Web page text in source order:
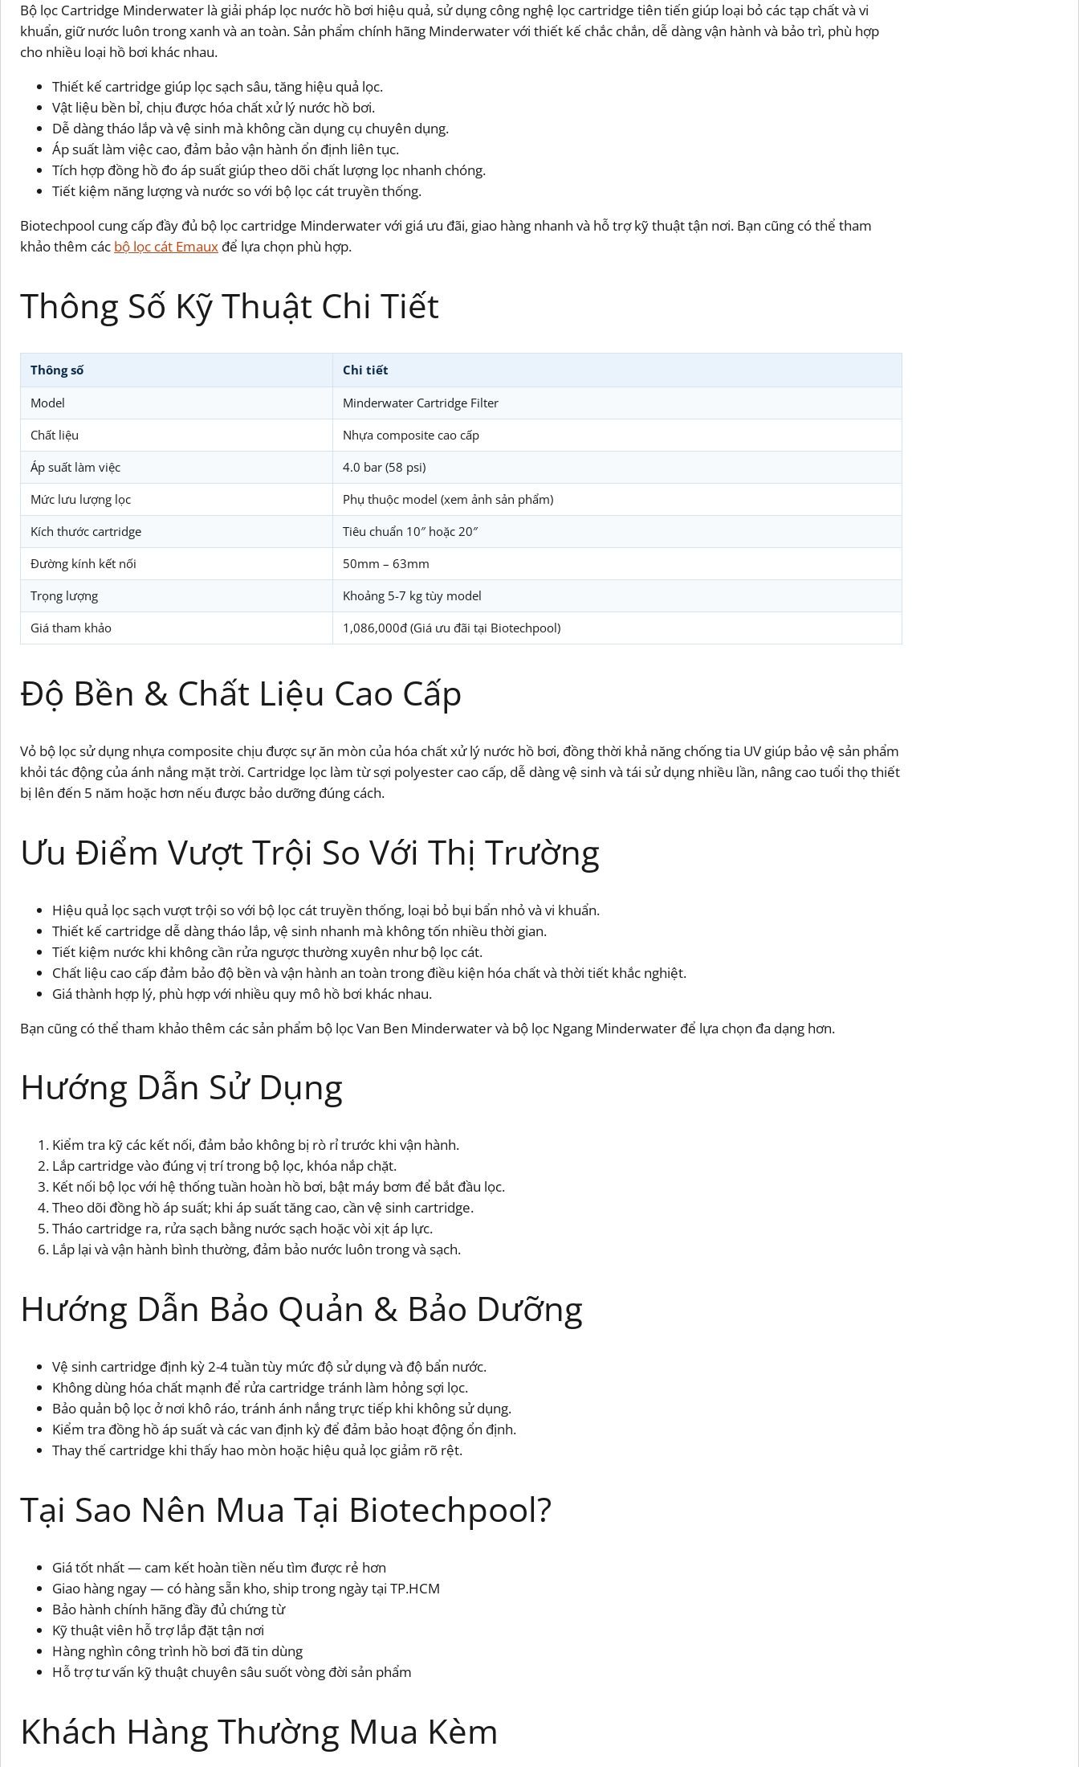
Bộ lọc Cartridge Minderwater là giải pháp lọc nước hồ bơi hiệu quả, sử dụng công nghệ lọc cartridge tiên tiến giúp loại bỏ các tạp chất và vi
khuẩn, giữ nước luôn trong xanh và an toàn. Sản phẩm chính hãng Minderwater với thiết kế chắc chắn, dễ dàng vận hành và bảo trì, phù hợp
cho nhiều loại hồ bơi khác nhau.
Thiết kế cartridge giúp lọc sạch sâu, tăng hiệu quả lọc.
Vật liệu bền bỉ, chịu được hóa chất xử lý nước hồ bơi.
Dễ dàng tháo lắp và vệ sinh mà không cần dụng cụ chuyên dụng.
Áp suất làm việc cao, đảm bảo vận hành ổn định liên tục.
Tích hợp đồng hồ đo áp suất giúp theo dõi chất lượng lọc nhanh chóng.
Tiết kiệm năng lượng và nước so với bộ lọc cát truyền thống.
Biotechpool cung cấp đầy đủ bộ lọc cartridge Minderwater với giá ưu đãi, giao hàng nhanh và hỗ trợ kỹ thuật tận nơi. Bạn cũng có thể tham
khảo thêm các bộ lọc cát Emaux để lựa chọn phù hợp.
Thông Số Kỹ Thuật Chi Tiết
Thông số Chi tiết
Model Minderwater Cartridge Filter
Chất liệu Nhựa composite cao cấp
Áp suất làm việc 4.0 bar (58 psi)
Mức lưu lượng lọc Phụ thuộc model (xem ảnh sản phẩm)
Kích thước cartridge Tiêu chuẩn 10″ hoặc 20″
Đường kính kết nối 50mm – 63mm
Trọng lượng Khoảng 5-7 kg tùy model
Giá tham khảo 1,086,000đ (Giá ưu đãi tại Biotechpool)
Độ Bền & Chất Liệu Cao Cấp
Vỏ bộ lọc sử dụng nhựa composite chịu được sự ăn mòn của hóa chất xử lý nước hồ bơi, đồng thời khả năng chống tia UV giúp bảo vệ sản phẩm
khỏi tác động của ánh nắng mặt trời. Cartridge lọc làm từ sợi polyester cao cấp, dễ dàng vệ sinh và tái sử dụng nhiều lần, nâng cao tuổi thọ thiết
bị lên đến 5 năm hoặc hơn nếu được bảo dưỡng đúng cách.
Ưu Điểm Vượt Trội So Với Thị Trường
Hiệu quả lọc sạch vượt trội so với bộ lọc cát truyền thống, loại bỏ bụi bẩn nhỏ và vi khuẩn.
Thiết kế cartridge dễ dàng tháo lắp, vệ sinh nhanh mà không tốn nhiều thời gian.
Tiết kiệm nước khi không cần rửa ngược thường xuyên như bộ lọc cát.
Chất liệu cao cấp đảm bảo độ bền và vận hành an toàn trong điều kiện hóa chất và thời tiết khắc nghiệt.
Giá thành hợp lý, phù hợp với nhiều quy mô hồ bơi khác nhau.
Bạn cũng có thể tham khảo thêm các sản phẩm bộ lọc Van Ben Minderwater và bộ lọc Ngang Minderwater để lựa chọn đa dạng hơn.
Hướng Dẫn Sử Dụng
Kiểm tra kỹ các kết nối, đảm bảo không bị rò rỉ trước khi vận hành.
Lắp cartridge vào đúng vị trí trong bộ lọc, khóa nắp chặt.
Kết nối bộ lọc với hệ thống tuần hoàn hồ bơi, bật máy bơm để bắt đầu lọc.
Theo dõi đồng hồ áp suất; khi áp suất tăng cao, cần vệ sinh cartridge.
Tháo cartridge ra, rửa sạch bằng nước sạch hoặc vòi xịt áp lực.
Lắp lại và vận hành bình thường, đảm bảo nước luôn trong và sạch.
Hướng Dẫn Bảo Quản & Bảo Dưỡng
Vệ sinh cartridge định kỳ 2-4 tuần tùy mức độ sử dụng và độ bẩn nước.
Không dùng hóa chất mạnh để rửa cartridge tránh làm hỏng sợi lọc.
Bảo quản bộ lọc ở nơi khô ráo, tránh ánh nắng trực tiếp khi không sử dụng.
Kiểm tra đồng hồ áp suất và các van định kỳ để đảm bảo hoạt động ổn định.
Thay thế cartridge khi thấy hao mòn hoặc hiệu quả lọc giảm rõ rệt.
Tại Sao Nên Mua Tại Biotechpool?
Giá tốt nhất — cam kết hoàn tiền nếu tìm được rẻ hơn
Giao hàng ngay — có hàng sẵn kho, ship trong ngày tại TP.HCM
Bảo hành chính hãng đầy đủ chứng từ
Kỹ thuật viên hỗ trợ lắp đặt tận nơi
Hàng nghìn công trình hồ bơi đã tin dùng
Hỗ trợ tư vấn kỹ thuật chuyên sâu suốt vòng đời sản phẩm
Khách Hàng Thường Mua Kèm